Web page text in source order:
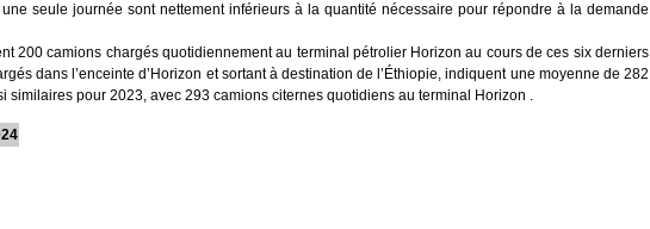
seule journée sont nettement inférieurs à la quantité nécessaire pour répondre à la demande
200 camions chargés quotidiennement au terminal pétrolier Horizon au cours de ces six derniers
dans l’enceinte d’Horizon et sortant à destination de l’Éthiopie, indiquent une moyenne de 282
similaires pour 2023, avec 293 camions citernes quotidiens au terminal Horizon .